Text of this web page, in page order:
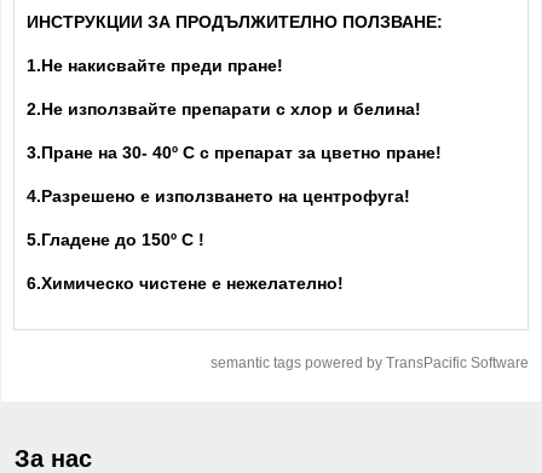
ИНСТРУКЦИИ ЗА ПРОДЪЛЖИТЕЛНО ПОЛЗВАНЕ:
1.Не накисвайте преди пране!
2.Не използвайте препарати с хлор и белина!
3.Пране на 30- 40º С с препарат за цветно пране!
4.Разрешено е използването на центрофуга!
5.Гладене до 150º С !
6.Химическо чистене е нежелателно!
semantic tags powered by TransPacific Software
За нас